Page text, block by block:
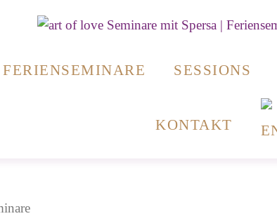
FERIENSEMINARE SESSIONS
KONTAKT